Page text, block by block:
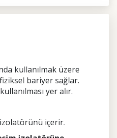
kullanılmak üzere
bariyer sağlar.
yer alır.
içerir.